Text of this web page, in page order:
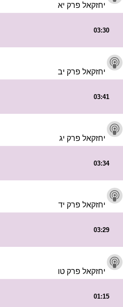
יחזקאל פרק יא
יחזקאל פרק יב
יחזקאל פרק יג
יחזקאל פרק יד
יחזקאל פרק טו